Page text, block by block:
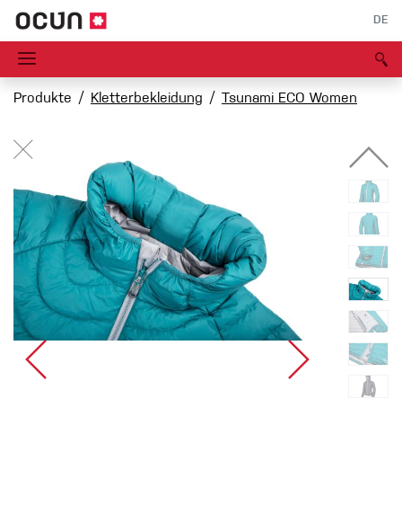
DE
Produkte Kletterbekleidung Tsunami ECO Women